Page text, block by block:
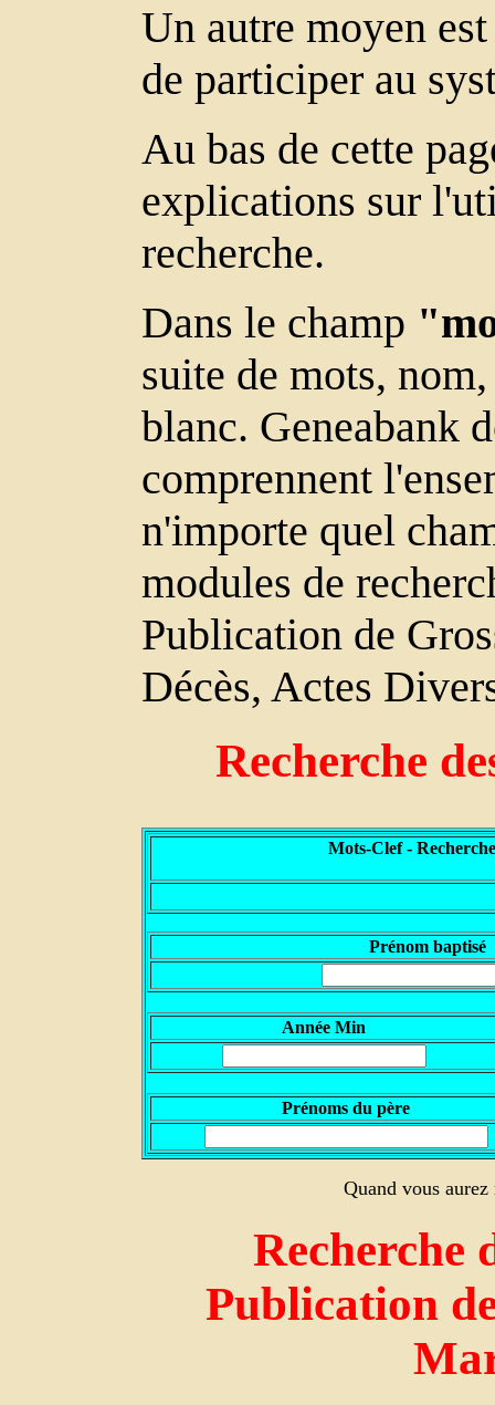
Un autre moyen
de participer au
Au bas de cette
explications sur
recherche.
Dans le champ
suite de mots,
blanc. Geneabank
comprennent
n'importe quel
modules de
Publication de
Décès, Actes
Recherche
Mots-Clef -
Prénom baptisé
Année Min
Prénoms du père
Quand vous
Recherche
Publication